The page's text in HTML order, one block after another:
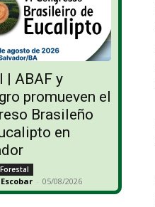
| ABAF y
promueven el
Brasileño
en
- 05/08/2026